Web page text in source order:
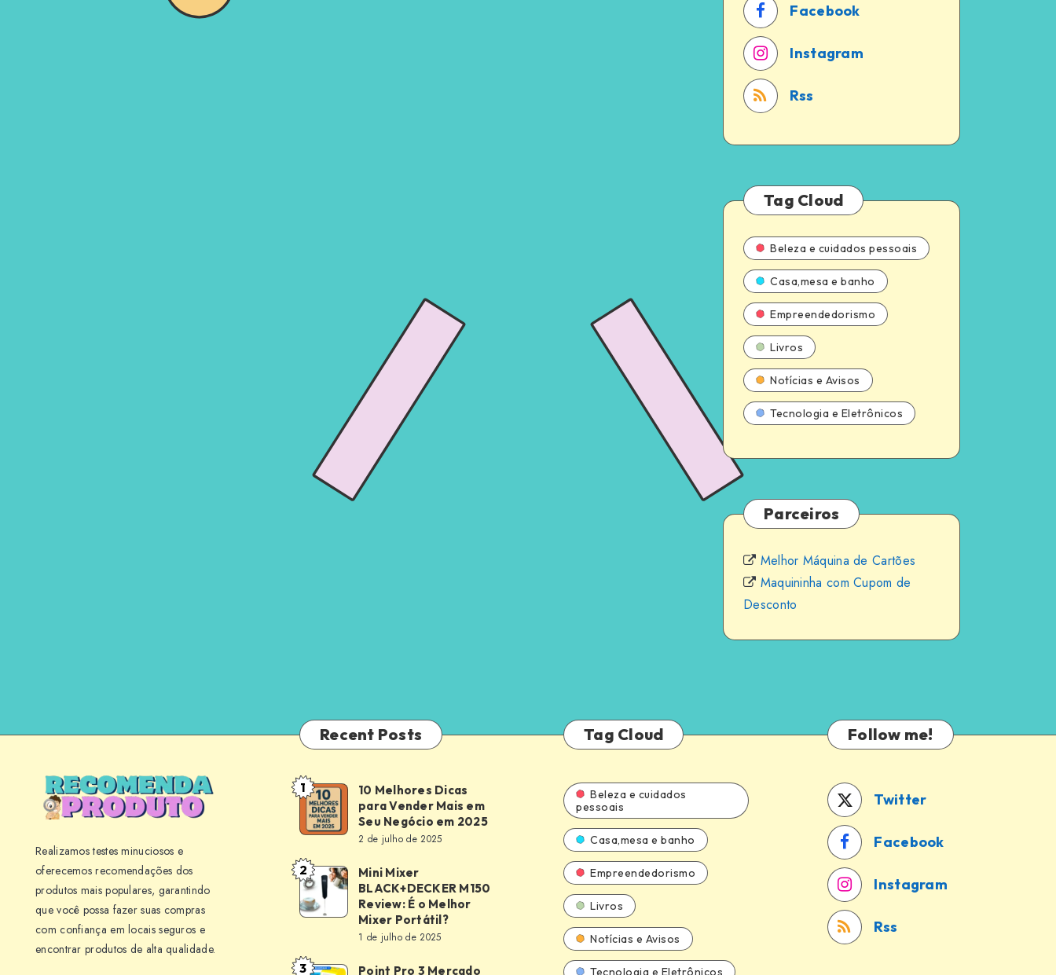
Facebook
Instagram
Rss
Tag Cloud
Beleza e cuidados pessoais
Casa,mesa e banho
Empreendedorismo
Livros
Notícias e Avisos
Tecnologia e Eletrônicos
Parceiros
Melhor Máquina de Cartões
Maquininha com Cupom de
Desconto
Realizamos testes minuciosos e
oferecemos recomendações dos
produtos mais populares, garantindo
que você possa fazer suas compras
com confiança em locais seguros e
encontrar produtos de alta qualidade.
Recent Posts
10
Melhores
Dicas
para
Vender
Mais
Negócio
1
10 Melhores Dicas
para Vender Mais em
Seu Negócio em 2025
2 de julho de 2025
Mini
Mixer
BLACK+DECKER
Review:
2
Mini Mixer
BLACK+DECKER M150
Review: É o Melhor
Mixer Portátil?
1 de julho de 2025
3 Point Pro 3 Mercado
Tag Cloud
Beleza e cuidados
pessoais
Casa,mesa e banho
Empreendedorismo
Livros
Notícias e Avisos
Tecnologia e Eletrônicos
Follow me!
Twitter
Facebook
Instagram
Rss